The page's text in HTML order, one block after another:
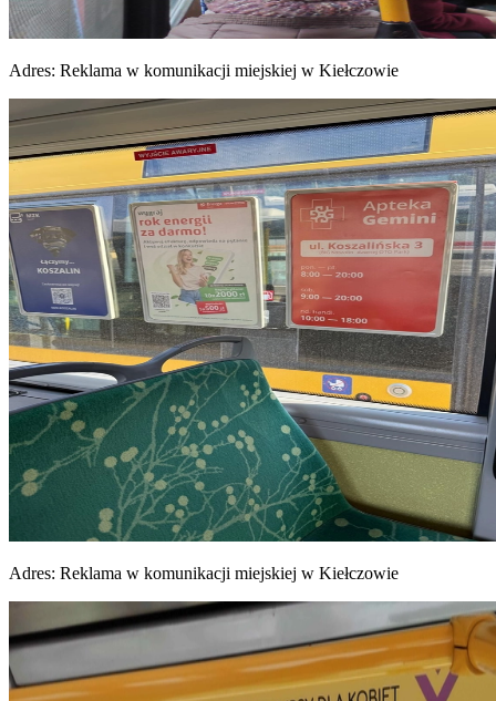
Adres: Reklama w komunikacji miejskiej w Kiełczowie
Adres: Reklama w komunikacji miejskiej w Kiełczowie